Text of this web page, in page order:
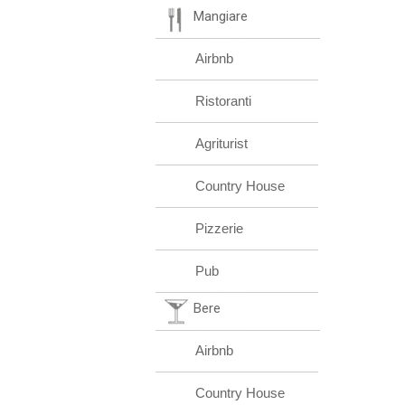
Mangiare
Airbnb
Ristoranti
Agriturist
Country House
Pizzerie
Pub
Bere
Airbnb
Country House